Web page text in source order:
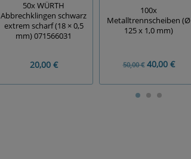
50x WÜRTH
Abbrechklingen schwarz
extrem scharf (18 × 0,5
mm) 071566031
20,00 €
100x
Metalltrennscheiben (Ø
125 x 1,0 mm)
50,00 €40,00 €